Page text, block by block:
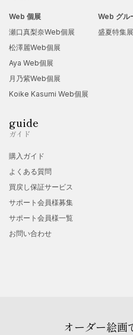
Web 個展
瀬口真梨奈Web個展
松澤麗Web個展
Aya Web個展
月乃紫Web個展
Koike Kasumi Web個展
Web グル
盛夏特集展
guide
ガイド
購入ガイド
よくある質問
買戻し保証サービス
サポート会員様募集
サポート会員様一覧
お問い合わせ
オーダー絵画